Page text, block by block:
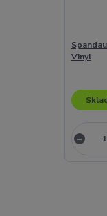
Vinyl